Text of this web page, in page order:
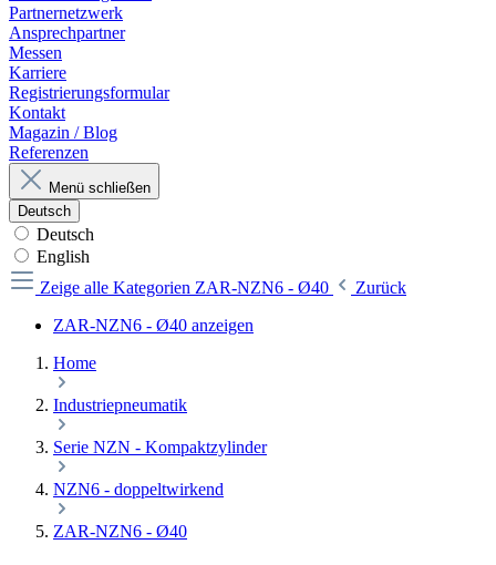
Partnernetzwerk
Ansprechpartner
Messen
Karriere
Registrierungsformular
Kontakt
Magazin / Blog
Referenzen
Menü schließen
Deutsch
Deutsch
English
Zeige alle Kategorien ZAR-NZN6 - Ø40
Zurück
ZAR-NZN6 - Ø40 anzeigen
Home
Industriepneumatik
Serie NZN - Kompaktzylinder
NZN6 - doppeltwirkend
ZAR-NZN6 - Ø40